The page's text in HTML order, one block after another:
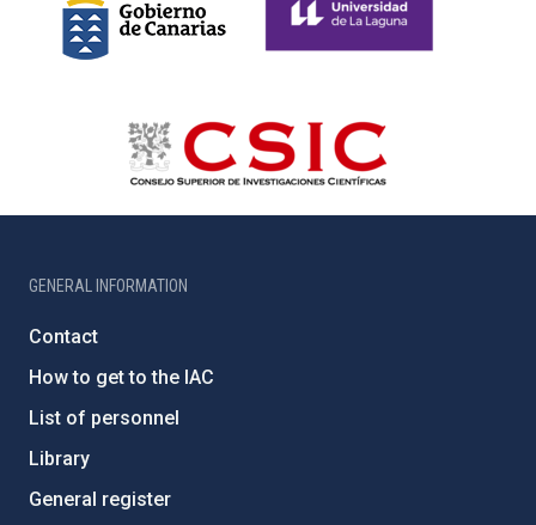
GENERAL INFORMATION
Contact
How to get to the IAC
List of personnel
Library
General register